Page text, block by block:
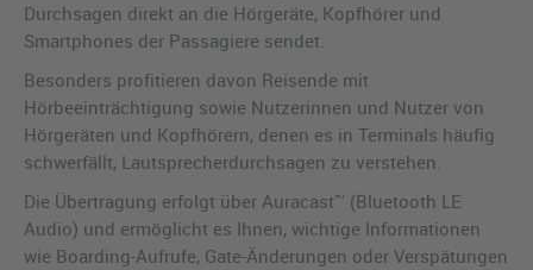
Durchsagen direkt an die Hörgeräte, Kopfhörer und
Smartphones der Passagiere sendet.
Besonders profitieren davon Reisende mit
Hörbeeinträchtigung sowie Nutzerinnen und Nutzer von
Hörgeräten und Kopfhörern, denen es in Terminals häufig
schwerfällt, Lautsprecherdurchsagen zu verstehen.
Die Übertragung erfolgt über Auracast™ (Bluetooth LE
Audio) und ermöglicht es Ihnen, wichtige Informationen
wie Boarding-Aufrufe, Gate-Änderungen oder Verspätungen